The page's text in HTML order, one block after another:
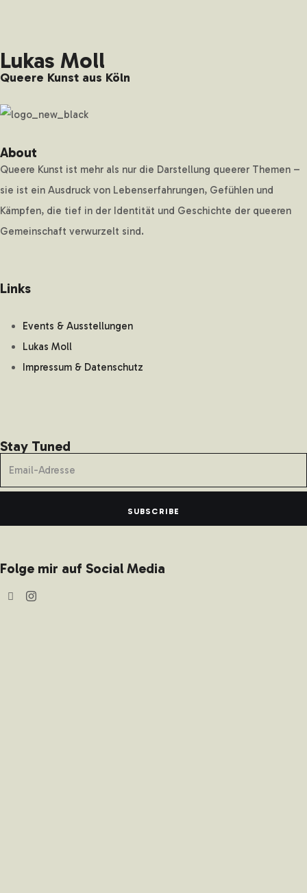
Lukas Moll
Queere Kunst aus Köln
About
Queere Kunst ist mehr als nur die Darstellung queerer Themen –
sie ist ein Ausdruck von Lebenserfahrungen, Gefühlen und
Kämpfen, die tief in der Identität und Geschichte der queeren
Gemeinschaft verwurzelt sind.
Links
Events & Ausstellungen
Lukas Moll
Impressum & Datenschutz
Stay Tuned
SUBSCRIBE
Folge mir auf Social Media